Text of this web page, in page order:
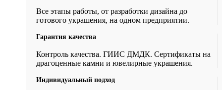
Все этапы работы, от разработки дизайна до
готового украшения, на одном предприятии.
Гарантия качества
Контроль качества. ГИИС ДМДК. Сертификаты на
драгоценные камни и ювелирные украшения.
Индивидуальный подход